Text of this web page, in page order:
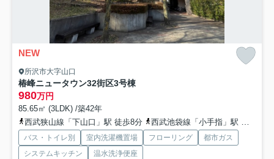
NEW
所沢市大字山口
椿峰ニュータウン32街区3号棟
980万円
85.65㎡ (3LDK) /築42年
西武狭山線「下山口」駅 徒歩8分
西武池袋線「小手指」駅 徒歩22分
バス・トイレ別 室内洗濯機置場 フローリング
都市ガス
システムキッチン
温水洗浄便座